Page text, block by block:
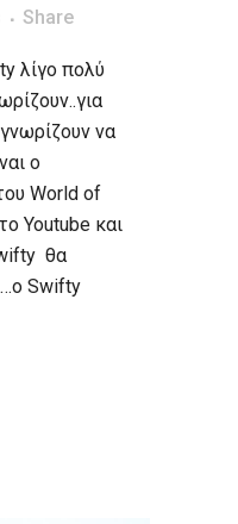
Share
λίγο πολύ
να
ο
World of
Youtube και
θα
Swifty